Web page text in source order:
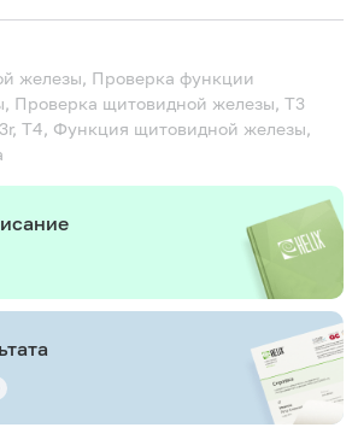
железы, Проверка функции
Проверка щитовидной железы, Т3
Т4, Функция щитовидной железы,